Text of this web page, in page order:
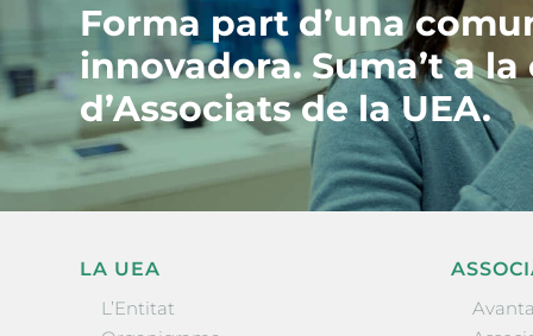
Forma part d’una
innovadora. Suma’t a
d’Associats de la UEA.
LA UEA
L’Entitat